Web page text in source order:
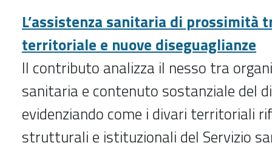
L’assistenza sanitaria di prossimità
territoriale e nuove diseguaglianze
Il contributo analizza il nesso tra
sanitaria e contenuto sostanziale del
evidenziando come i divari territoriali
strutturali e istituzionali del Servizio